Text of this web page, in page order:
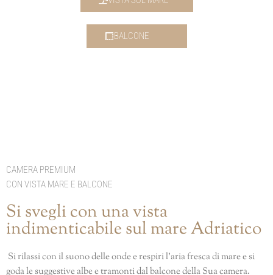
BALCONE
CAMERA PREMIUM
CON VISTA MARE E BALCONE
Si svegli con una vista
indimenticabile sul mare Adriatico
Si rilassi con il suono delle onde e respiri l’aria fresca di mare e si
goda le suggestive albe e tramonti dal balcone della Sua camera.